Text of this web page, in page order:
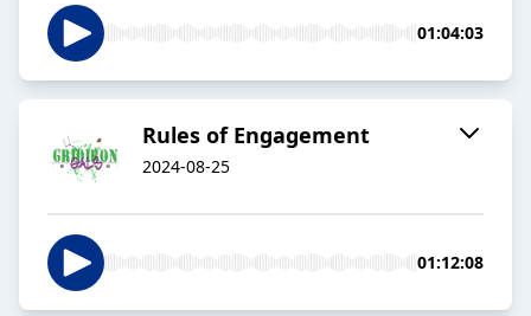
01:04:03
Rules of Engagement
2024-08-25
01:12:08